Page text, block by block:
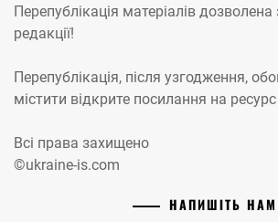
Перепублікація матеріалів
редакції!
Перепублікація, після узгодження,
містити відкрите посилання на
Всі права захищено
©ukraine-is.com
НАПИШІТЬ НАМ